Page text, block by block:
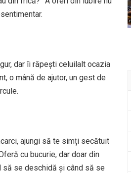
dar îi răpești celuilalt ocazia
o mână de ajutor, un gest de
ajungi să te simți secătuit
cu bucurie, dar doar din
să se deschidă și când să se